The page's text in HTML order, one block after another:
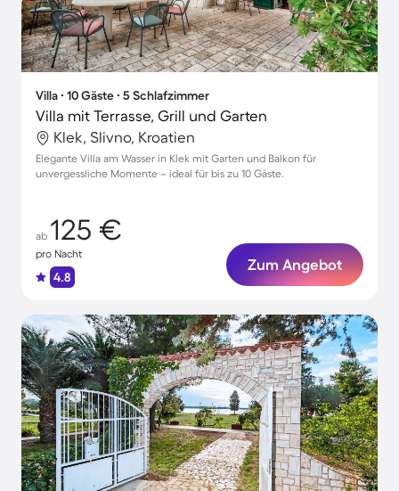
Villa ∙ 10 Gäste ∙ 5 Schlafzimmer
Villa mit Terrasse, Grill und Garten
Klek, Slivno, Kroatien
Elegante Villa am Wasser in Klek mit Garten und Balkon für
unvergessliche Momente – ideal für bis zu 10 Gäste.
ab 125 €
pro Nacht
4.8
Zum Angebot